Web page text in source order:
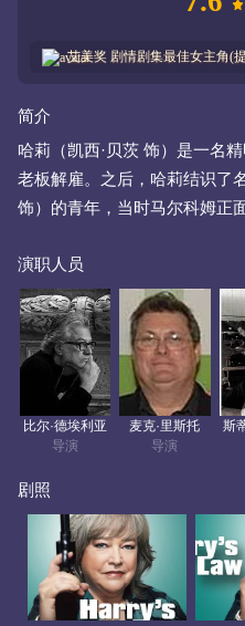
艾美奖 剧情剧集最佳女主角(
简介
哈莉（凯西·贝茨 饰）是一名
老板解雇。之后，哈莉结识了
饰）的青年，当时马尔科姆正
地，于是提议为哈莉工作。就
小鞋店作为办公室，开办了他
会，哈莉遇见了法律天才亚当
到了哈莉的团队中。与此同时
成为了哈莉的新助手，不过
演职人员
比尔·德埃利亚
导演
麦克·里斯托
导演
斯
剧照